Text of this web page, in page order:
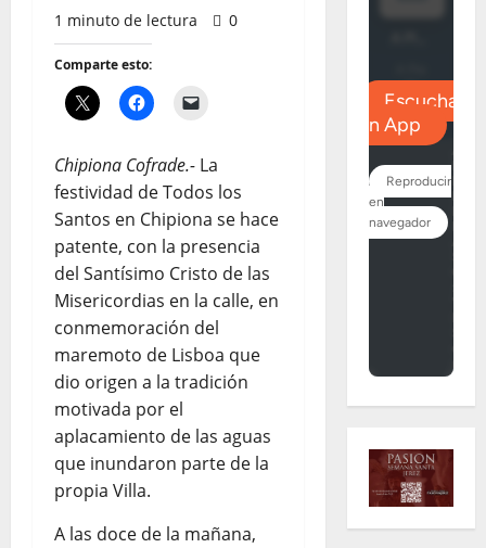
1 minuto de lectura
0
Comparte esto:
Chipiona Cofrade.- La
festividad de Todos los
Santos en Chipiona se hace
patente, con la presencia
del Santísimo Cristo de las
Misericordias en la calle, en
conmemoración del
maremoto de Lisboa que
dio origen a la tradición
motivada por el
aplacamiento de las aguas
que inundaron parte de la
propia Villa.
A las doce de la mañana,